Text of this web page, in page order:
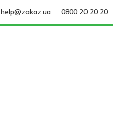
help@zakaz.ua 0800 20 20 20